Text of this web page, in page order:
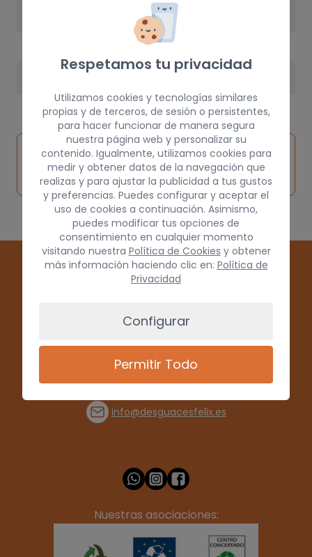
Inspeccionar
vehículo de
origen
Solicitar
pieza
Consultar
por
(+34) 928 715008
info@desguacesfelix.es
Nuestras asociaciones:
Respetamos tu privacidad
Utilizamos cookies y tecnologías similares
propias y de terceros, de sesión o persistentes,
para hacer funcionar de manera segura
nuestra página web y personalizar su
contenido. Igualmente, utilizamos cookies para
medir y obtener datos de la navegación que
realizas y para ajustar la publicidad a tus gustos
y preferencias. Puedes configurar y aceptar el
uso de cookies a continuación. Asimismo,
puedes modificar tus opciones de
consentimiento en cualquier momento
visitando nuestra Política de Cookies y obtener
más información haciendo clic en: Política de
Privacidad
Configurar
Permitir Todo